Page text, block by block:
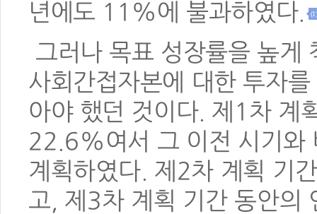
년에도 11%에 불과하였다.
(1)
그러나 목표 성장률을 높게
사회간접자본에 대한 투자
아야 했던 것이다. 제1차 계
22.6%여서 그 이전 시기와
계획하였다. 제2차 계획 기
고, 제3차 계획 기간 동안